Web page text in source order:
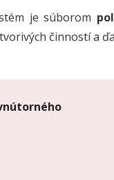
je súborom
činností a